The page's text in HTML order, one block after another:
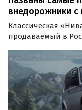
внедорожники
Классическая
продаваемый в
такому выводу
проанализировав
внедорожников